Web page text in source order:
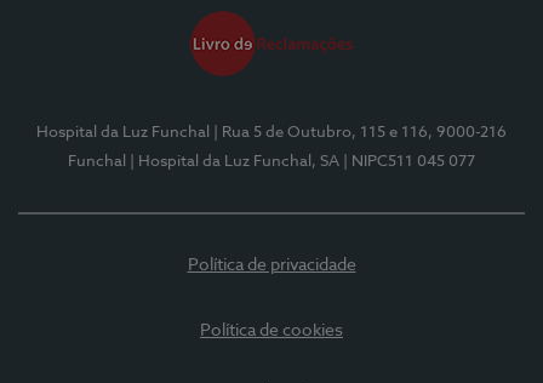
Hospital da Luz Funchal
| Rua 5 de Outubro, 115 e 116, 9000-216
Funchal
| Hospital da Luz Funchal, SA | NIPC511 045 077
Política de privacidade
Política de cookies